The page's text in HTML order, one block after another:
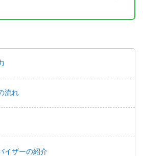
流れ
イザーの紹介